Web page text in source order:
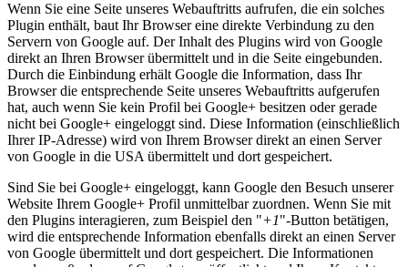
Wenn Sie eine Seite unseres Webauftritts aufrufen, die ein solches
Plugin enthält, baut Ihr Browser eine direkte Verbindung zu den
Servern von Google auf. Der Inhalt des Plugins wird von Google
direkt an Ihren Browser übermittelt und in die Seite eingebunden.
Durch die Einbindung erhält Google die Information, dass Ihr
Browser die entsprechende Seite unseres Webauftritts aufgerufen
hat, auch wenn Sie kein Profil bei Google+ besitzen oder gerade
nicht bei Google+ eingeloggt sind. Diese Information (einschließlich
Ihrer IP-Adresse) wird von Ihrem Browser direkt an einen Server
von Google in die USA übermittelt und dort gespeichert.
Sind Sie bei Google+ eingeloggt, kann Google den Besuch unserer
Website Ihrem Google+ Profil unmittelbar zuordnen. Wenn Sie mit
den Plugins interagieren, zum Beispiel den "+1"-Button betätigen,
wird die entsprechende Information ebenfalls direkt an einen Server
von Google übermittelt und dort gespeichert. Die Informationen